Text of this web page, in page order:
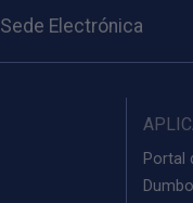
Sede Electrónica
Portal
Dumbo